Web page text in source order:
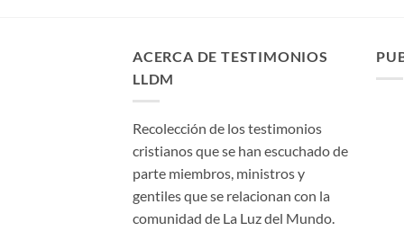
ACERCA DE TESTIMONIOS
LLDM
Recolección de los testimonios
cristianos que se han escuchado de
parte miembros, ministros y
gentiles que se relacionan con la
comunidad de La Luz del Mundo.